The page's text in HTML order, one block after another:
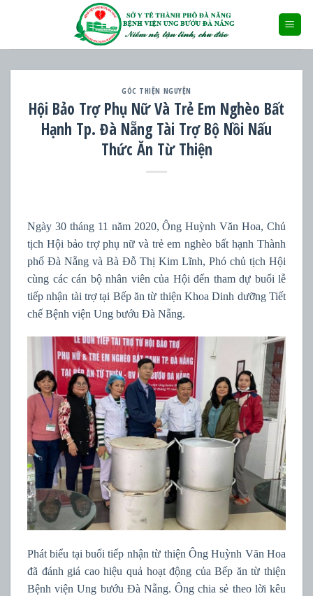
GÓC THIỆN NGUYỆN
Hội Bảo Trợ Phụ Nữ Và Trẻ Em Nghèo Bất
Hạnh Tp. Đà Nẵng Tài Trợ Bộ Nồi Nấu
Thức Ăn Từ Thiện
Ngày 30 tháng 11 năm 2020, Ông Huỳnh Văn Hoa, Chủ
tịch Hội bảo trợ phụ nữ và trẻ em nghèo bất hạnh Thành
phố Đà Nẵng và Bà Đỗ Thị Kim Lĩnh, Phó chủ tịch Hội
cùng các cán bộ nhân viên của Hội đến tham dự buổi lễ
tiếp nhận tài trợ tại Bếp ăn từ thiện Khoa Dinh dưỡng Tiết
chế Bệnh viện Ung bướu Đà Nẵng.
Phát biểu tại buổi tiếp nhận từ thiện Ông Huỳnh Văn Hoa
đã đánh giá cao hiệu quả hoạt động của Bếp ăn từ thiện
Bệnh viện Ung bướu Đà Nẵng. Ông chia sẻ theo lời kêu